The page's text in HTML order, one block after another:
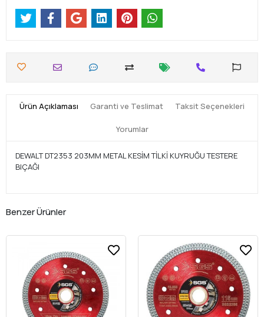
Ürün Açıklaması Garanti ve Teslimat Taksit Seçenekleri
Yorumlar
DEWALT DT2353 203MM METAL KESİM TİLKİ KUYRUĞU TESTERE
BIÇAĞI
Benzer Ürünler